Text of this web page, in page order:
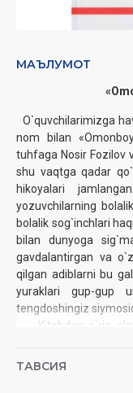
МАЪЛУМОТ
O`quvchilarimizga
nom bilan
tuhfaga Nosir Fozilov
shu vaqtga qadar
hikoyalari
yozuvchilarning
bolalik sog`inchlari
bilan dunyoga
gavdalantirgan va
qilgan adiblarni bu
yuraklari gup-gup
tengdoshingiz
Kitobdan o`rin
Mualliflar
ТАВСИЯ